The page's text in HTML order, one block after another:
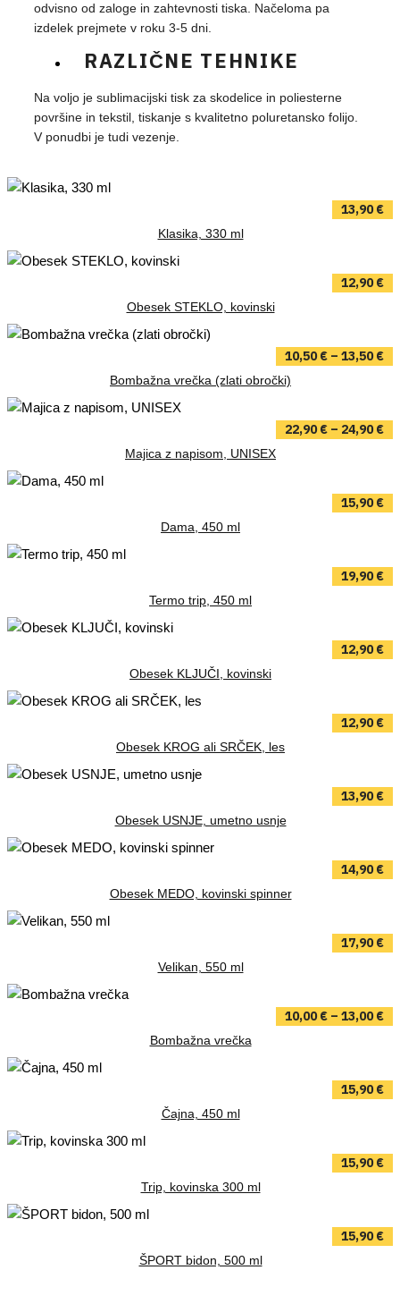
odvisno od zaloge in zahtevnosti tiska. Načeloma pa
izdelek prejmete v roku 3-5 dni.
RAZLIČNE TEHNIKE
Na voljo je sublimacijski tisk za skodelice in poliesterne
površine in tekstil, tiskanje s kvalitetno poluretansko folijo.
V ponudbi je tudi vezenje.
13,90€
Klasika, 330 ml
12,90€
Obesek STEKLO, kovinski
10,50€–13,50€
Bombažna vrečka (zlati obročki)
22,90€– 24,90€
Majica z napisom, UNISEX
15,90€
Dama, 450 ml
19,90€
Termo trip, 450 ml
12,90€
Obesek KLJUČI, kovinski
12,90€
Obesek KROG ali SRČEK, les
13,90€
Obesek USNJE, umetno usnje
14,90€
Obesek MEDO, kovinski spinner
17,90€
Velikan, 550 ml
10,00€–13,00€
Bombažna vrečka
15,90€
Čajna, 450 ml
15,90€
Trip, kovinska 300 ml
15,90€
ŠPORT bidon, 500 ml